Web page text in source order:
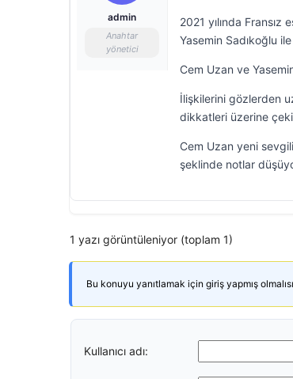
admin
Anahtar
yönetici
2021 yılında Fransız
Yasemin Sadıkoğlu
Cem Uzan ve
İlişkilerini gözlerden
dikkatleri üzerine
Cem Uzan yeni
şeklinde notlar
1 yazı görüntüleniyor (toplam 1)
Bu konuyu yanıtlamak için giriş yapmış
Kullanıcı adı: